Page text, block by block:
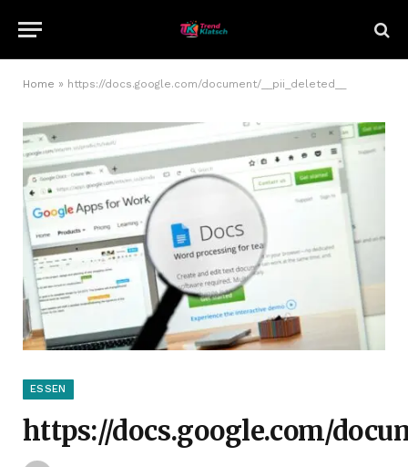
Home » https://docs.google.com/document/__pii_deleted__
ESSEN
https://docs.google.com/